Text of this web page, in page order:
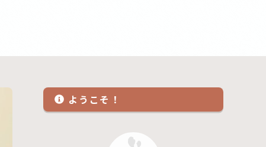
ようこそ！